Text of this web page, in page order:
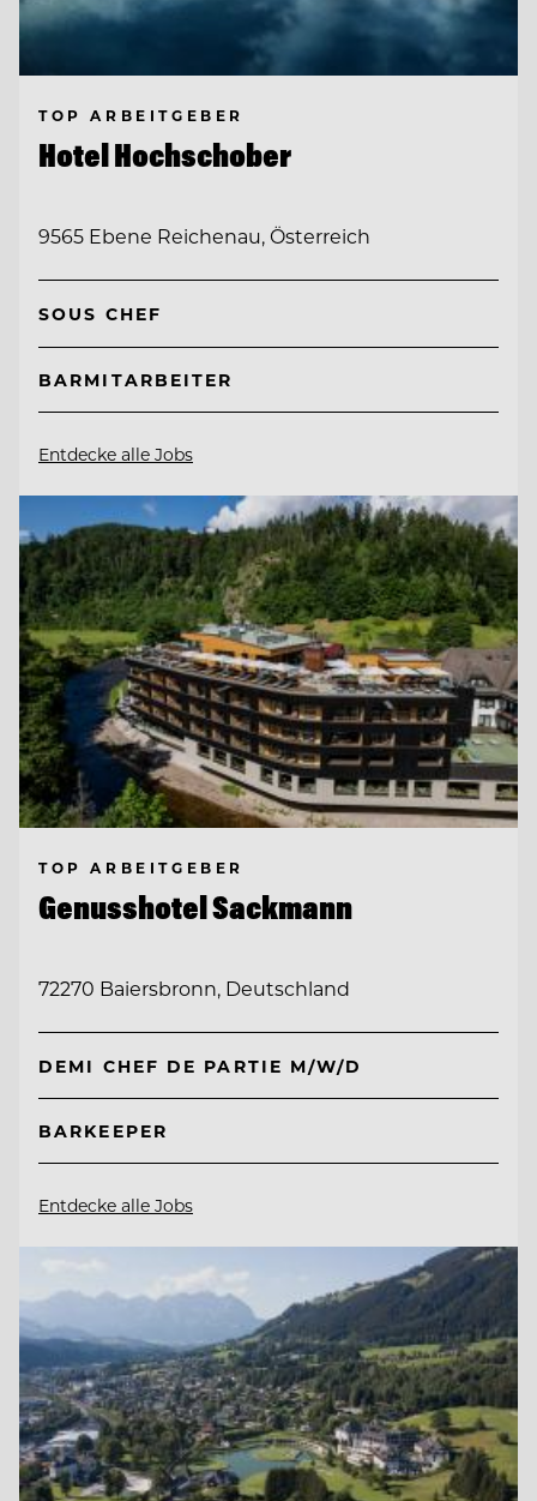
TOP ARBEITGEBER
Hotel Hochschober
9565 Ebene Reichenau, Österreich
SOUS CHEF
BARMITARBEITER
Entdecke alle Jobs
TOP ARBEITGEBER
Genusshotel Sackmann
72270 Baiersbronn, Deutschland
DEMI CHEF DE PARTIE M/W/D
BARKEEPER
Entdecke alle Jobs